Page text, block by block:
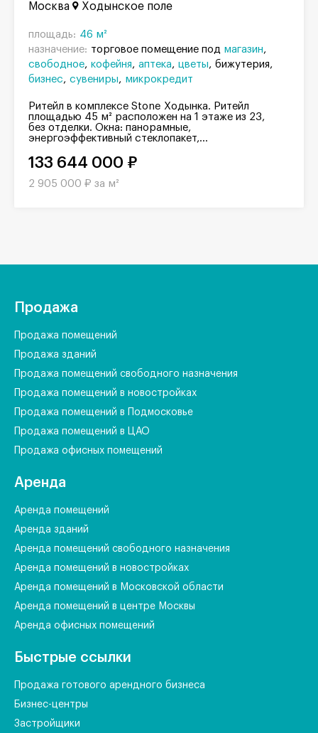
Москва Ходынское поле
площадь: 46 м²
назначение: торговое помещение под магазин
свободное кофейня аптека цветы
бижутерия
бизнес
сувениры микрокредит
Ритейл в комплексе Stone Ходынка. Ритейл
площадью 45 м² расположен на 1 этаже из 23,
без отделки. Окна: панорамные,
энергоэффективный стеклопакет,...
133 644 000 ₽
2 905 000 ₽ за м²
Продажа
Продажа помещений
Продажа зданий
Продажа помещений свободного назначения
Продажа помещений в новостройках
Продажа помещений в Подмосковье
Продажа помещений в ЦАО
Продажа офисных помещений
Аренда
Аренда помещений
Аренда зданий
Аренда помещений свободного назначения
Аренда помещений в новостройках
Аренда помещений в Московской области
Аренда помещений в центре Москвы
Аренда офисных помещений
Быстрые ссылки
Продажа готового арендного бизнеса
Бизнес-центры
Застройщики